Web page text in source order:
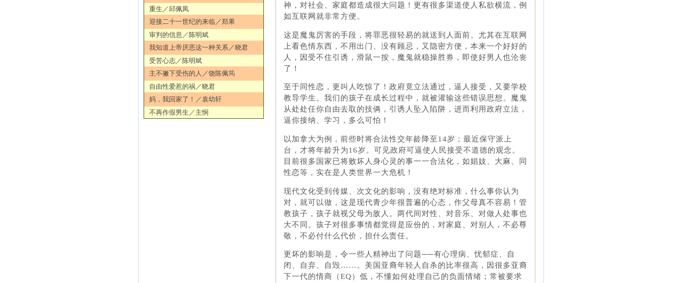
重生／邱佩凤
迎接二十一世纪的来临／郑果
审判的信息／陈明斌
我知道上帝厌恶这一种关系／晓君
受苦心志／陈明斌
主不撇下受伤的人／饶陈佩筠
自由性爱惹的祸／晓君
妈，我回家了！／袁幼轩
不再作假男生／主悯
神，对社会、家庭都造成很大问题！更有很多渠道使人私欲横流，例
如互联网就非常方便。
这是魔鬼厉害的手段，将罪恶很轻易的就送到人面前。尤其在互联网
上看色情东西，不用出门、没有顾忌，又隐密方便，本来一个好好的
人，因受不住引诱，滑鼠一按，魔鬼就稳操胜券，即使好男人也沦丧
了！
至于同性恋，更叫人吃惊了！政府竟立法通过，逼人接受，又要学校
教导学生。我们的孩子在成长过程中，就被灌输这些错误思想。魔鬼
从处处任你自由去取的技俩，引诱人坠入陷阱，进而利用政府立法，
逼你接纳、学习，多么可怕！
以加拿大为例，前些时将合法性交年龄降至14岁；最近保守派上
台，才将年龄升为16岁。可见政府可逼使人民接受不道德的观念。
目前很多国家已将败坏人身心灵的事一一合法化，如娼妓、大麻、同
性恋等，实在是人类世界一大危机！
现代文化受到传媒、次文化的影响，没有绝对标准，什么事你认为
对，就可以做，这是现代青少年很普遍的心态，作父母真不容易！管
教孩子，孩子就视父母为敌人。两代间对性、对音乐、对做人处事也
大不同。孩子对很多事情都觉得是应份的，对家庭、对别人，不必尊
敬，不必付什么代价，担什么责任。
更坏的影响是，令一些人精神出了问题──有心理病、忧郁症、自
闭、自弃、自毁……。美国亚裔年轻人自杀的比率很高，因很​​多亚裔
下一代的情商（EQ）低，不懂如何处理自己的负面情绪；常被要求